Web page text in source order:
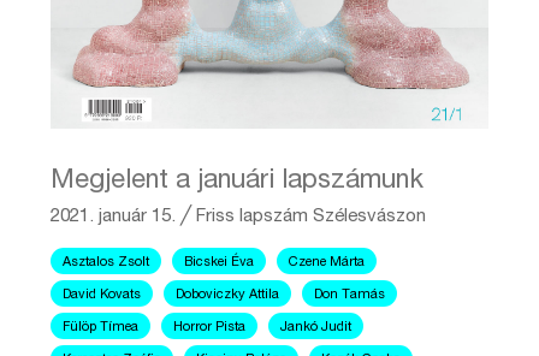
Megjelent a januári lapszámunk
2021. január 15. ╱Friss lapszám Szélesvászon
Asztalos Zsolt Bicskei Éva Czene Márta
David Kovats Doboviczky Attila Don Tamás
Fülöp Tímea Horror Pista Jankó Judit